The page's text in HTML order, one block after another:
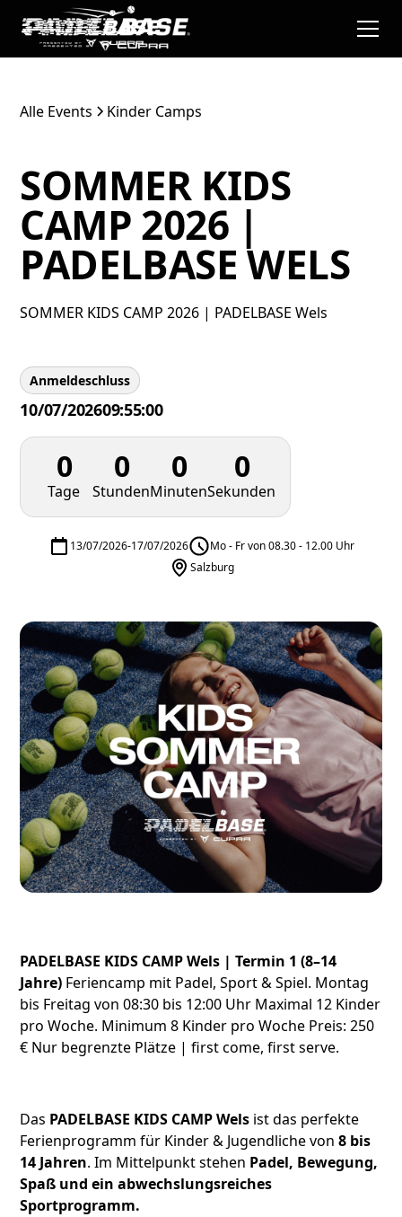
Alle Events Kinder Camps
SOMMER KIDS
CAMP 2026 |
PADELBASE WELS
SOMMER KIDS CAMP 2026 | PADELBASE Wels
Anmeldeschluss
10/07/202609:55:00
0
Tage
0
Stunden
0
Minuten
0
Sekunden
13/07/2026-17/07/2026
Mo - Fr von 08.30 - 12.00 Uhr
Salzburg
PADELBASE KIDS CAMP Wels | Termin 1 (8–14
Jahre) Feriencamp mit Padel, Sport & Spiel. Montag
bis Freitag von 08:30 bis 12:00 Uhr Maximal 12 Kinder
pro Woche. Minimum 8 Kinder pro Woche Preis: 250
€ Nur begrenzte Plätze | first come, first serve.
Das PADELBASE KIDS CAMP Wels ist das perfekte
Ferienprogramm für Kinder & Jugendliche von8 bis
14 Jahren. Im Mittelpunkt stehen Padel, Bewegung,
Spaß und ein abwechslungsreiches
Sportprogramm.